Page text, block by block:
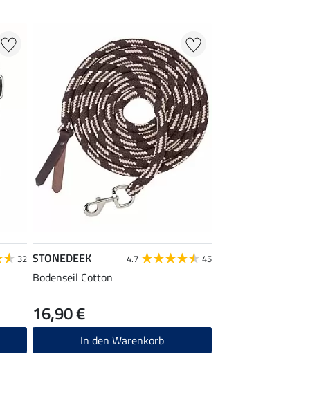
32 STONEDEEK 4.7 45
Bodenseil Cotton
16,90 €
In den Warenkorb